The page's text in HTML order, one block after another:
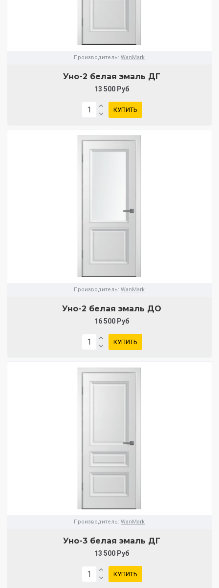
Производитель: WanMark
Уно-2 белая эмаль ДГ
13 500 Руб
КУПИТЬ
Производитель: WanMark
Уно-2 белая эмаль ДО
16 500 Руб
КУПИТЬ
Производитель: WanMark
Уно-3 белая эмаль ДГ
13 500 Руб
КУПИТЬ